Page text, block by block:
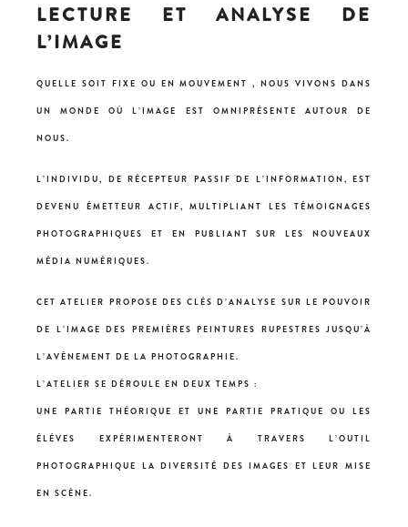
LECTURE ET ANALYSE DE
L’IMAGE
QUELLE SOIT FIXE OU EN MOUVEMENT , NOUS VIVONS DANS
UN MONDE OÙ L’IMAGE EST OMNIPRÉSENTE AUTOUR DE
NOUS.
L’INDIVIDU, DE RÉCEPTEUR PASSIF DE L’INFORMATION, EST
DEVENU ÉMETTEUR ACTIF, MULTIPLIANT LES TÉMOIGNAGES
PHOTOGRAPHIQUES ET EN PUBLIANT SUR LES NOUVEAUX
MÉDIA NUMÉRIQUES.
CET ATELIER PROPOSE DES CLÉS D’ANALYSE SUR LE POUVOIR
DE L’IMAGE DES PREMIÈRES PEINTURES RUPESTRES JUSQU’À
L’AVÈNEMENT DE LA PHOTOGRAPHIE.
L’ATELIER SE DÉROULE EN DEUX TEMPS :
UNE PARTIE THÉORIQUE ET UNE PARTIE PRATIQUE OU LES
ÉLÉVES EXPÉRIMENTERONT À TRAVERS L’OUTIL
PHOTOGRAPHIQUE LA DIVERSITÉ DES IMAGES ET LEUR MISE
EN SCÈNE.